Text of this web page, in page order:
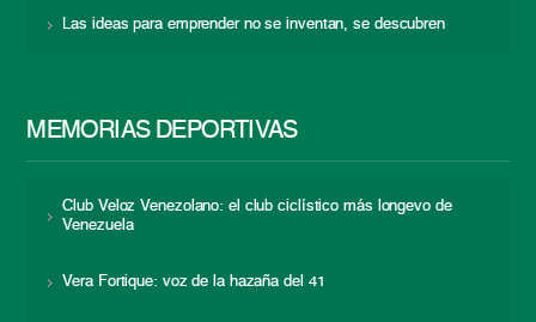
Las ideas para emprender no se inventan, se descubren
MEMORIAS DEPORTIVAS
Club Veloz Venezolano: el club ciclístico más longevo de
Venezuela
Vera Fortique: voz de la hazaña del 41